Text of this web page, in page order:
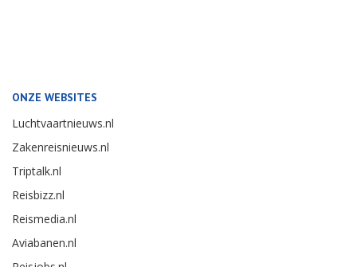
ONZE WEBSITES
Luchtvaartnieuws.nl
Zakenreisnieuws.nl
Triptalk.nl
Reisbizz.nl
Reismedia.nl
Aviabanen.nl